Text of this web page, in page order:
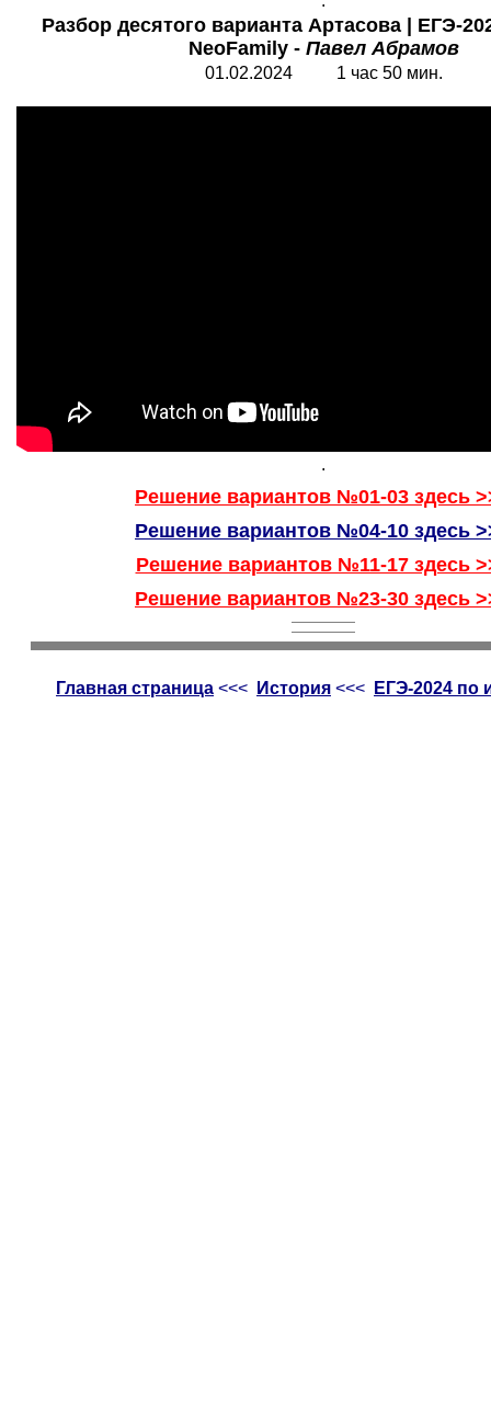
Разбор десятого варианта Артасова | ЕГЭ-
NeoFamily - Павел Абрамов
01.02.2024 1 час 50 мин.
.
Решение вариантов №01-03 здесь
Решение вариантов №04-10 здесь
Решение вариантов №11-17 здесь
Решение вариантов №23-30 здесь
Главная страница <<< История <<< ЕГЭ-2024 по